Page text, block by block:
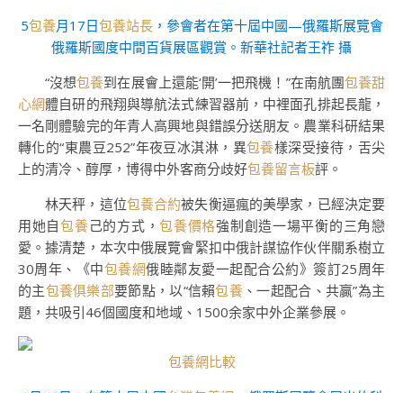
5包養月17日包養站長，參會者在第十屆中國—俄羅斯展覽會
俄羅斯國度中間百貨展區觀賞。新華社記者王祚 攝
“沒想包養到在展會上還能‘開’一把飛機！”在南航團包養甜
心網體自研的飛翔與導航法式練習器前，中裡面孔排起長龍，
一名剛體驗完的年青人高興地與錯誤分送朋友。農業科研結果
轉化的“東農豆252”年夜豆冰淇淋，異包養樣深受接待，舌尖
上的清冷、醇厚，博得中外客商分歧好包養留言板評。
林天秤，這位包養合約被失衡逼瘋的美學家，已經決定要
用她自包養己的方式，包養價格強制創造一場平衡的三角戀
愛。據清楚，本次中俄展覽會緊扣中俄計謀協作伙伴關系樹立
30周年、《中包養網俄睦鄰友愛一起配合公約》簽訂25周年
的主包養俱樂部要節點，以“信賴包養 、一起配合、共贏”為主
題，共吸引46個國度和地域、1500余家中外企業參展。
包養網比較